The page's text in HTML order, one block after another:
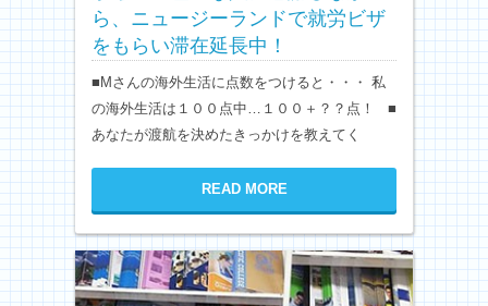
ら、ニュージーランドで就労ビザ
をもらい滞在延長中！
■Mさんの海外生活に点数をつけると・・・ 私
の海外生活は１００点中…１００＋？？点！ ■
あなたが渡航を決めたきっかけを教えてく
READ MORE